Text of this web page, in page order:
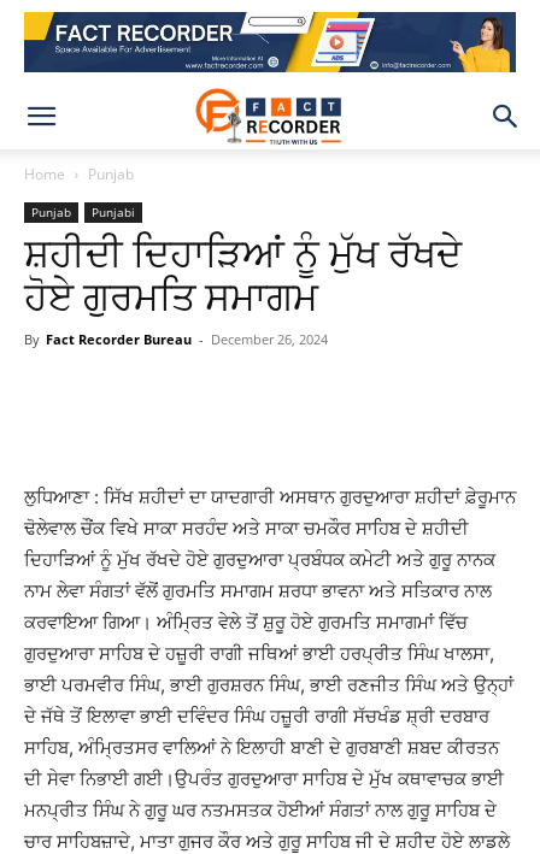
Home Punjab
Punjab Punjabi
ਸ਼ਹੀਦੀ ਦਿਹਾੜਿਆਂ ਨੂੰ ਮੁੱਖ ਰੱਖਦੇ
ਹੋਏ ਗੁਰਮਤਿ ਸਮਾਗਮ
By Fact Recorder Bureau - December 26, 2024
ਲੁਧਿਆਣਾ : ਸਿੱਖ ਸ਼ਹੀਦਾਂ ਦਾ ਯਾਦਗਾਰੀ ਅਸਥਾਨ ਗੁਰਦੁਆਰਾ ਸ਼ਹੀਦਾਂ ਫ਼ੇਰੂਮਾਨ
ਢੋਲੇਵਾਲ ਚੌਂਕ ਵਿਖੇ ਸਾਕਾ ਸਰਹੰਦ ਅਤੇ ਸਾਕਾ ਚਮਕੌਰ ਸਾਹਿਬ ਦੇ ਸ਼ਹੀਦੀ
ਦਿਹਾੜਿਆਂ ਨੂੰ ਮੁੱਖ ਰੱਖਦੇ ਹੋਏ ਗੁਰਦੁਆਰਾ ਪ੍ਰਬੰਧਕ ਕਮੇਟੀ ਅਤੇ ਗੁਰੂ ਨਾਨਕ
ਨਾਮ ਲੇਵਾ ਸੰਗਤਾਂ ਵੱਲੋਂ ਗੁਰਮਤਿ ਸਮਾਗਮ ਸ਼ਰਧਾ ਭਾਵਨਾ ਅਤੇ ਸਤਿਕਾਰ ਨਾਲ
ਕਰਵਾਇਆ ਗਿਆ। ਅੰਮ੍ਰਿਤ ਵੇਲੇ ਤੋਂ ਸ਼ੁਰੂ ਹੋਏ ਗੁਰਮਤਿ ਸਮਾਗਮਾਂ ਵਿੱਚ
ਗੁਰਦੁਆਰਾ ਸਾਹਿਬ ਦੇ ਹਜ਼ੂਰੀ ਰਾਗੀ ਜਥਿਆਂ ਭਾਈ ਹਰਪ੍ਰੀਤ ਸਿੰਘ ਖਾਲਸਾ,
ਭਾਈ ਪਰਮਵੀਰ ਸਿੰਘ, ਭਾਈ ਗੁਰਸ਼ਰਨ ਸਿੰਘ, ਭਾਈ ਰਣਜੀਤ ਸਿੰਘ ਅਤੇ ਉਨ੍ਹਾਂ
ਦੇ ਜੱਥੇ ਤੋਂ ਇਲਾਵਾ ਭਾਈ ਦਵਿੰਦਰ ਸਿੰਘ ਹਜ਼ੂਰੀ ਰਾਗੀ ਸੱਚਖੰਡ ਸ਼੍ਰੀ ਦਰਬਾਰ
ਸਾਹਿਬ, ਅੰਮ੍ਰਿਤਸਰ ਵਾਲਿਆਂ ਨੇ ਇਲਾਹੀ ਬਾਣੀ ਦੇ ਗੁਰਬਾਣੀ ਸ਼ਬਦ ਕੀਰਤਨ
ਦੀ ਸੇਵਾ ਨਿਭਾਈ ਗਈ।ਉਪਰੰਤ ਗੁਰਦੁਆਰਾ ਸਾਹਿਬ ਦੇ ਮੁੱਖ ਕਥਾਵਾਚਕ ਭਾਈ
ਮਨਪ੍ਰੀਤ ਸਿੰਘ ਨੇ ਗੁਰੂ ਘਰ ਨਤਮਸਤਕ ਹੋਈਆਂ ਸੰਗਤਾਂ ਨਾਲ ਗੁਰੂ ਸਾਹਿਬ ਦੇ
ਚਾਰ ਸਾਹਿਬਜ਼ਾਦੇ, ਮਾਤਾ ਗੁਜਰ ਕੌਰ ਅਤੇ ਗੁਰੂ ਸਾਹਿਬ ਜੀ ਦੇ ਸ਼ਹੀਦ ਹੋਏ ਲਾਡਲੇ